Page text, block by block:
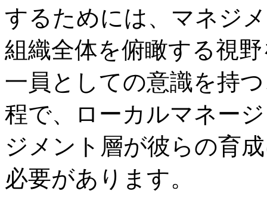
するためには、マネジ
組織全体を俯瞰する視
一員としての意識を持
程で、ローカルマネー
ジメント層が彼らの育
必要があります。